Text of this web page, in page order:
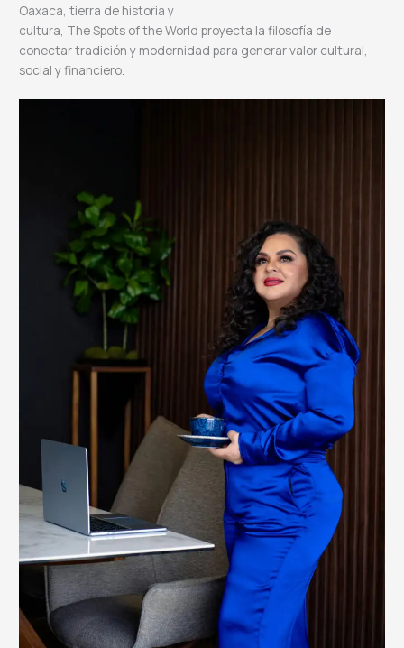
Oaxaca, tierra de historia y
cultura, The Spots of the World proyecta la filosofía de
conectar tradición y modernidad para generar valor cultural,
social y financiero.